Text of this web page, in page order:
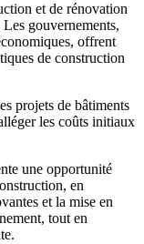
et de rénovation
gouvernements,
offrent
de construction
projets de bâtiments
les coûts initiaux
une opportunité
en
et la mise en
tout en